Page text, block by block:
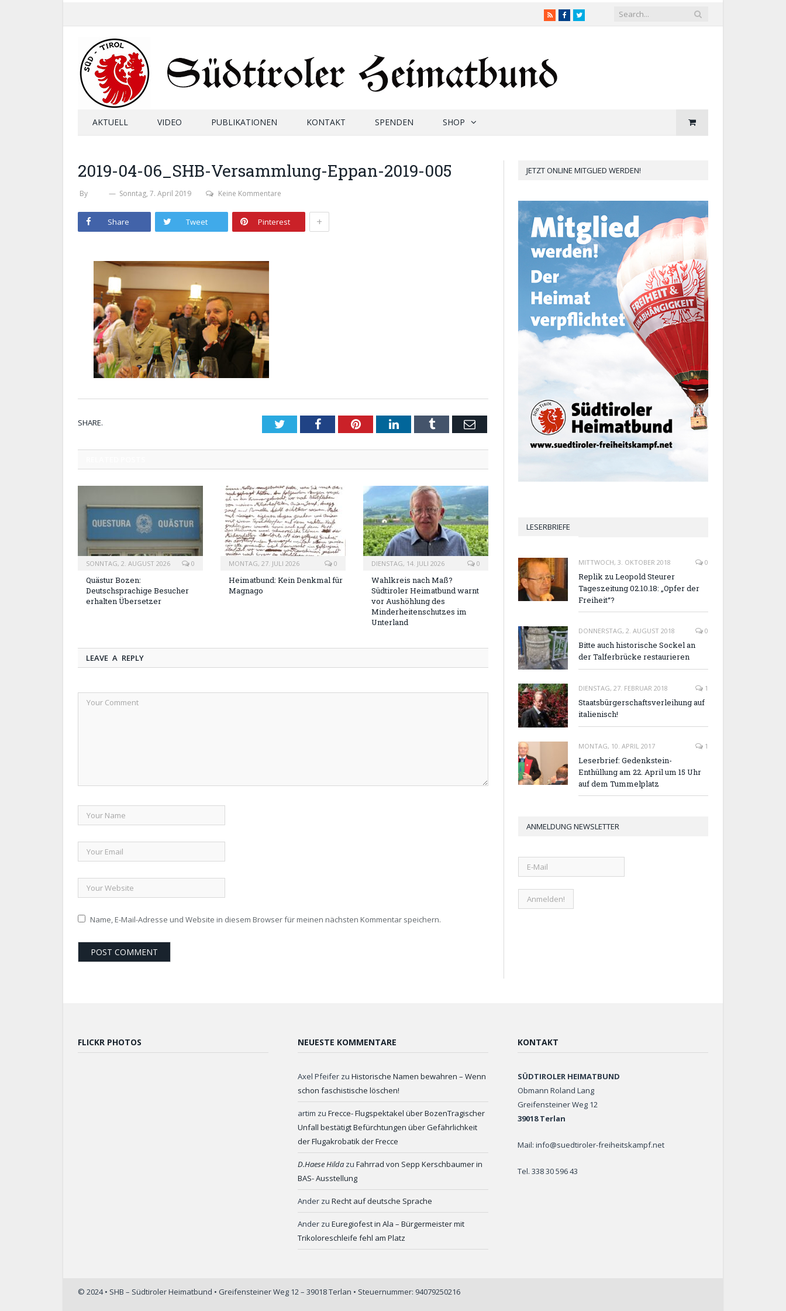
RSSFacebookTwitter
AKTUELL VIDEO PUBLIKATIONEN KONTAKT SPENDEN SHOP
2019-04-06_SHB-Versammlung-Eppan-2019-005
By Sonntag, 7. April 2019 Keine Kommentare
Share Tweet Pinterest +
SHARE. TwitterFacebookPinterestLinkedInTumblr Email
SONNTAG, 2. AUGUST 2026 0
Quästur Bozen:
Deutschsprachige Besucher
erhalten Übersetzer
MONTAG, 27. JULI 2026 0
Heimatbund: Kein Denkmal für
Magnago
DIENSTAG, 14. JULI 2026 0
Wahlkreis nach Maß?
Südtiroler Heimatbund warnt
vor Aushöhlung des
Minderheitenschutzes im
Unterland
LEAVE A REPLY
Name, E-Mail-Adresse und Website in diesem Browser für meinen nächsten Kommentar speichern.
JETZT ONLINE MITGLIED WERDEN!
LESERBRIEFE
MITTWOCH, 3. OKTOBER 2018 0
Replik zu Leopold Steurer
Tageszeitung 02.10.18: „Opfer der
Freiheit“?
DONNERSTAG, 2. AUGUST 2018 0
Bitte auch historische Sockel an
der Talferbrücke restaurieren
DIENSTAG, 27. FEBRUAR 2018 1
Staatsbürgerschaftsverleihung auf
italienisch!
MONTAG, 10. APRIL 2017 1
Leserbrief: Gedenkstein-
Enthüllung am 22. April um 15 Uhr
auf dem Tummelplatz
ANMELDUNG NEWSLETTER
FLICKR PHOTOS NEUESTE KOMMENTARE
Axel Pfeifer zu Historische Namen bewahren – Wenn
schon faschistische löschen!
artim zu Frecce- Flugspektakel über BozenTragischer
Unfall bestätigt Befürchtungen über Gefährlichkeit
der Flugakrobatik der Frecce
D.Haese Hilda zu Fahrrad von Sepp Kerschbaumer in
BAS- Ausstellung
Ander zu Recht auf deutsche Sprache
Ander zu Euregiofest in Ala – Bürgermeister mit
Trikoloreschleife fehl am Platz
KONTAKT
SÜDTIROLER HEIMATBUND
Obmann Roland Lang
Greifensteiner Weg 12
39018 Terlan
Mail: info@suedtiroler-freiheitskampf.net
Tel. 338 30 596 43
© 2024 • SHB – Südtiroler Heimatbund • Greifensteiner Weg 12 – 39018 Terlan • Steuernummer: 94079250216